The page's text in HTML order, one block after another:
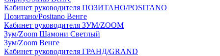
Кабинет руководителя ПОЗИТАНО/POSITANO
Позитано/Positano Венге
Кабинет руководителя ЗУМ/ZOOM
Зум/Zoom Шамони Светлый
Зум/Zoom Венге
Кабинет руководителя ГРАНД/GRAND